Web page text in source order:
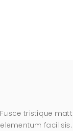
Fusce tristique
elementum